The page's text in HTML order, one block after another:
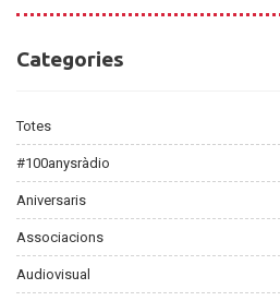
Categories
Categories
Totes
#100anysràdio
Aniversaris
Associacions
Audiovisual